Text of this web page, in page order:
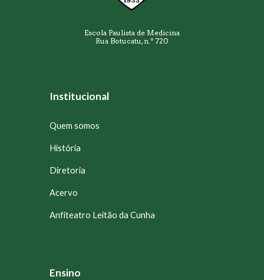
Escola Paulista de Medicina
Rua Botucatu, n.º 720
Institucional
Quem somos
História
Diretoria
Acervo
Anfiteatro Leitão da Cunha
Ensino